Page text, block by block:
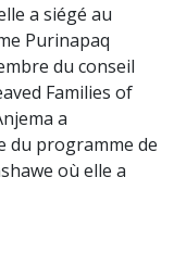
a siégé au
Purinapaq
du conseil
Families of
a
du programme de
où elle a